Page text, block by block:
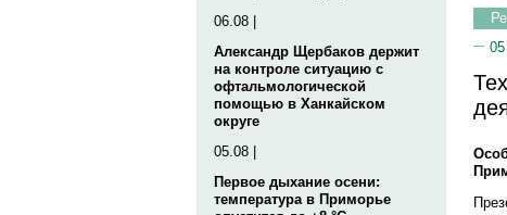
06.08 |
Александр Щербаков держит
на контроле ситуацию с
офтальмологической
помощью в Ханкайском
округе
05.08 |
Первое дыхание осени:
температура в Приморье